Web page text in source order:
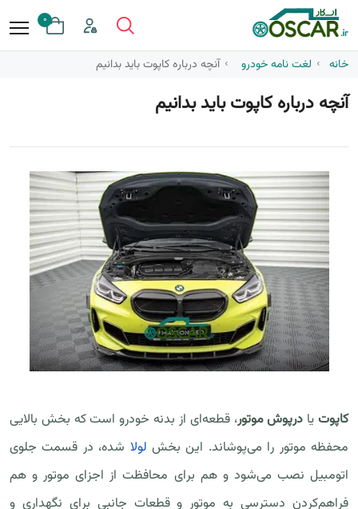
0
خانه لغت نامه خودرو آنچه درباره کاپوت باید بدانیم
آنچه درباره کاپوت باید بدانیم
کاپوتیا درپوش موتور، قطعه‌ای از بدنه خودرو است که بخش بالایی
محفظه موتور را می‌پوشاند. این بخش لولا شده، در قسمت جلوی
اتومبیل نصب می‌شود و هم برای محافظت از اجزای موتور و هم
فراهم‌کردن دسترسی به موتور و قطعات جانبی برای نگهداری و